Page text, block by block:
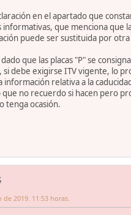
en el apartado que
informativas, que menciona que
puede ser sustituida por otra
que las placas "P" se
debe exigirse ITV vigente, lo
información relativa a la
que no recuerdo si hacen pero
tenga ocasión.
2019. 11:53 horas.